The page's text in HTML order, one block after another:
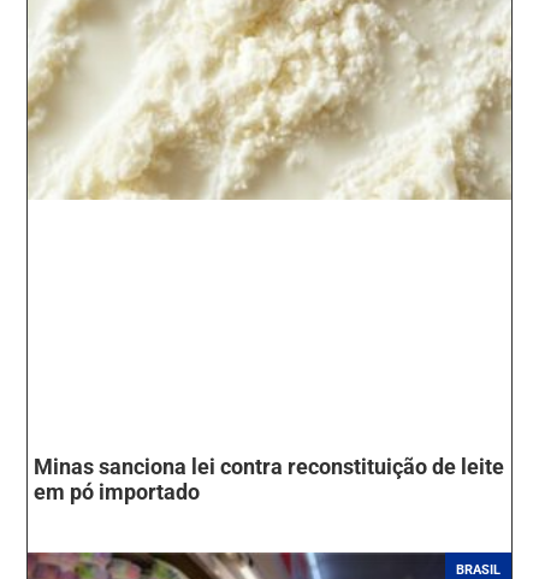
Minas sanciona lei contra reconstituição de leite
em pó importado
BRASIL